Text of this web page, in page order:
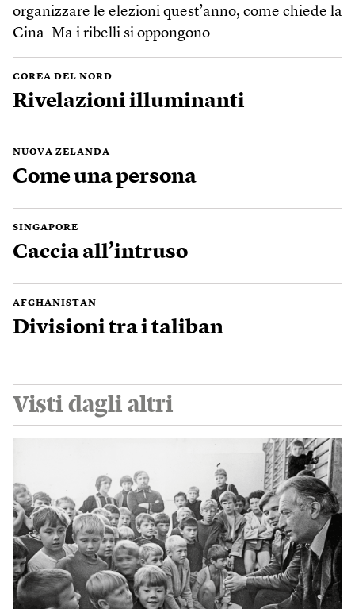
organizzare le elezioni quest’anno, come chiede la
Cina. Ma i ribelli si oppongono
COREA DEL NORD
Rivelazioni illuminanti
NUOVA ZELANDA
Come una persona
SINGAPORE
Caccia all’intruso
AFGHANISTAN
Divisioni tra i taliban
Visti dagli altri